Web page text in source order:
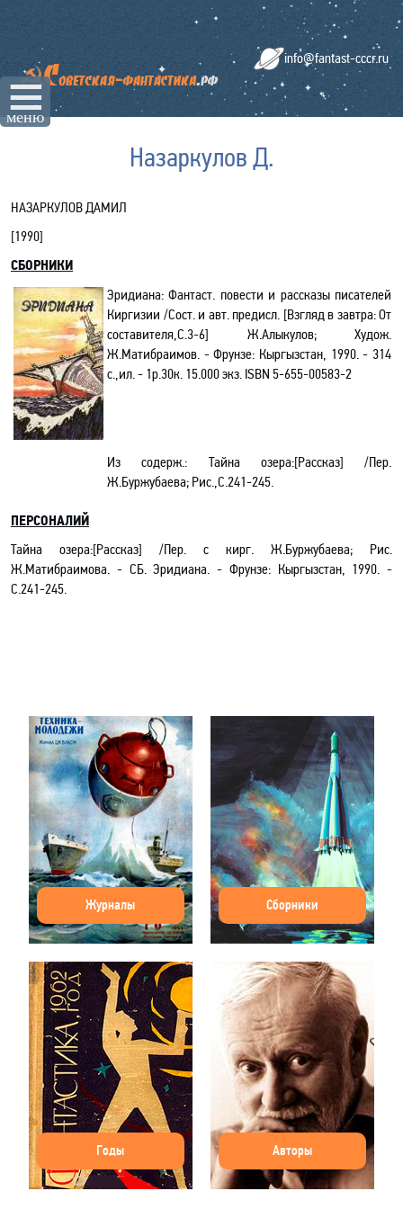
☰
меню
info@fantast-cccr.ru
Назаркулов Д.
НАЗАРКУЛОВ ДАМИЛ
[1990]
СБОРНИКИ
Эридиана: Фантаст. повести и рассказы писателей
Киргизии /Сост. и авт. предисл. [Взгляд в завтра: От
составителя,С.3-6] Ж.Алыкулов; Худож.
Ж.Матибраимов. - Фрунзе: Кыргызстан, 1990. - 314
с.,ил. - 1р.30к. 15.000 экз. ISBN 5-655-00583-2
Из содерж.: Тайна озера:[Рассказ] /Пер.
Ж.Буржубаева; Рис.,С.241-245.
ПЕРСОНАЛИЙ
Тайна озера:[Рассказ] /Пер. с кирг. Ж.Буржубаева; Рис.
Ж.Матибраимова. - СБ. Эридиана. - Фрунзе: Кыргызстан, 1990. -
С.241-245.
Журналы Сборники
Годы Авторы